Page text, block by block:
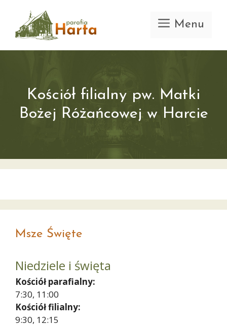
treści
Menu
Kościół filialny pw. Matki
Bożej Różańcowej w Harcie
Msze Święte
Niedziele i święta
Kościół parafialny:
7:30, 11:00
Kościół filialny:
9:30, 12:15